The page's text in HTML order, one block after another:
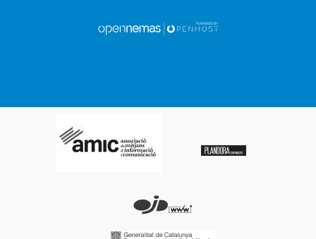
El Col·legi Oficial d'Infermeres i
Infermers de Lleida reclama 120
llevadores més i un major
reconeixement de l'especialitat